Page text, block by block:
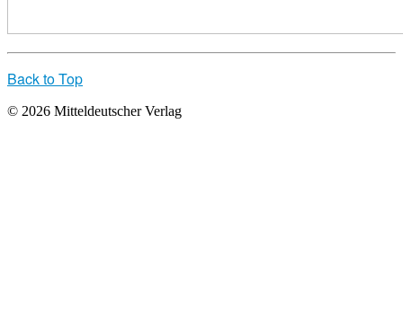
Back to Top
© 2026 Mitteldeutscher Verlag